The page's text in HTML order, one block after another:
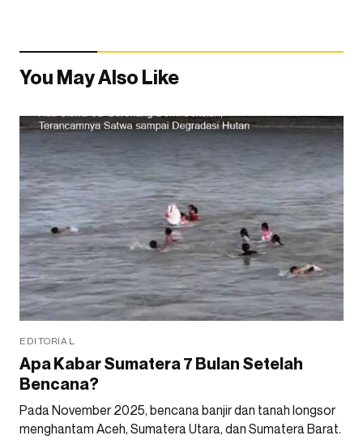
You May Also Like
EDITORIAL
Apa Kabar Sumatera 7 Bulan Setelah
Bencana?
Pada November 2025, bencana banjir dan tanah longsor
menghantam Aceh, Sumatera Utara, dan Sumatera Barat.